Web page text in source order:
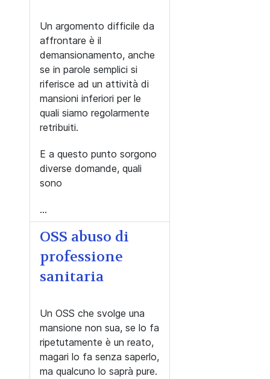
Un argomento difficile da
affrontare è il
demansionamento, anche
se in parole semplici si
riferisce ad un attività di
mansioni inferiori per le
quali siamo regolarmente
retribuiti.
E a questo punto sorgono
diverse domande, quali
sono
...
OSS abuso di
professione
sanitaria
Un OSS che svolge una
mansione non sua, se lo fa
ripetutamente è un reato,
magari lo fa senza saperlo,
ma qualcuno lo saprà pure.